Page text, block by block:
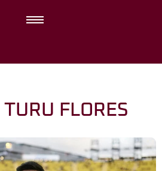
TURU FLORES